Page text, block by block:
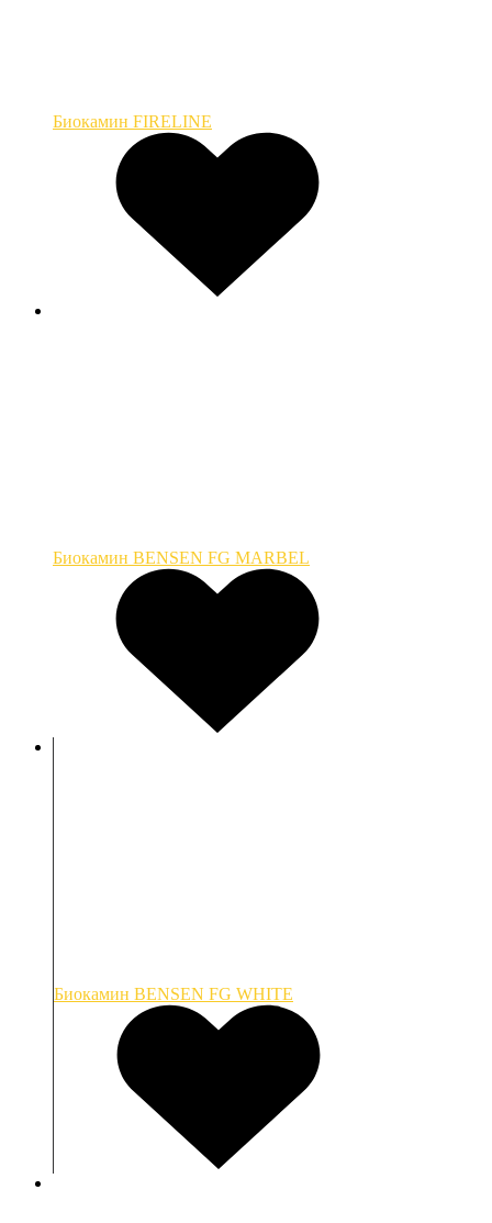
Биокамин FIRELINE
Биокамин BENSEN FG MARBEL
Биокамин BENSEN FG WHITE